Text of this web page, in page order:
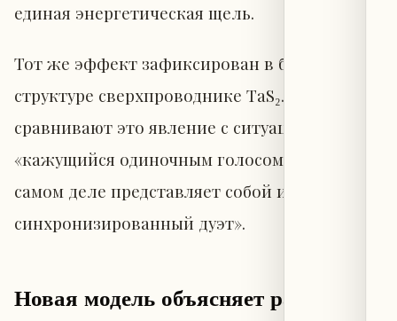
единая энергетическая щель.
Тот же эффект зафиксирован в близком по
структуре сверхпроводнике TaS₂. Авторы
сравнивают это явление с ситуацией, когда
«кажущийся одиночным голосом певец на
самом деле представляет собой идеально
синхронизированный дуэт».
Новая модель объясняет ранее